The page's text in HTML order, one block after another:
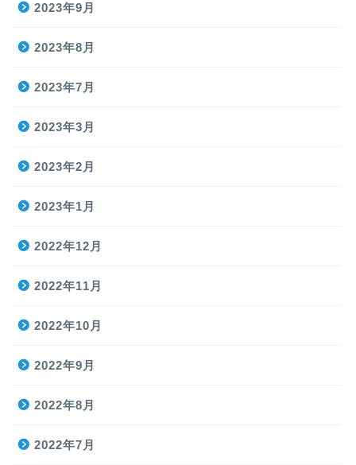
2023年9月
2023年8月
2023年7月
2023年3月
2023年2月
2023年1月
2022年12月
2022年11月
2022年10月
2022年9月
2022年8月
2022年7月